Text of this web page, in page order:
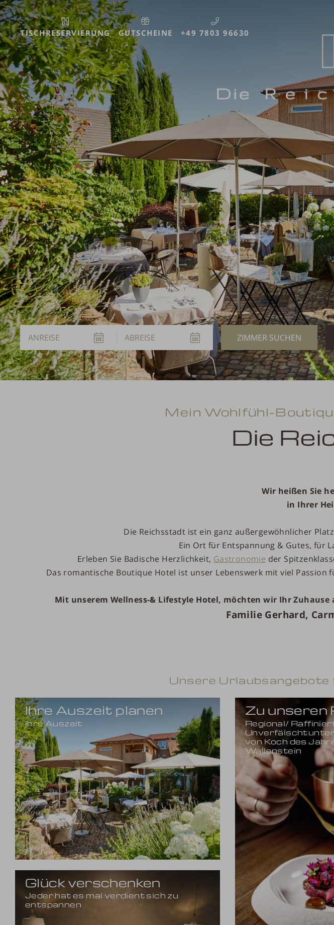
TISCHRESERVIERUNG GUTSCHEINE +49 7803 96630
Anreise Abreise Buchen
Mein Wohlfühl-
Die
Wir heißen Sie
in Ihrer
Die Reichsstadt ist ein ganz außergewöhnlicher
Ein Ort für Entspannung & Gutes, für
Erleben Sie Badische Herzlichkeit, Gastronomie der
Das romantische Boutique Hotel ist unser Lebenswerk mit viel
Mit unserem Wellness-& Lifestyle Hotel, möchten wir Ihr
Familie Gerhard,
Unsere
Ihre Auszeit planen
Ihre Auszeit
Zu
Regional/
Unverfälscht
von Koch des
Wallenstein
Glück verschenken
Jeder hat es mal verdient sich zu
entspannen